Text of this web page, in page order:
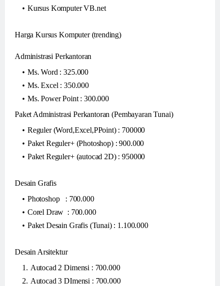
Kursus Komputer VB.net
Harga Kursus Komputer (trending)
Administrasi Perkantoran
Ms. Word : 325.000
Ms. Excel : 350.000
Ms. Power Point : 300.000
Paket Administrasi Perkantoran (Pembayaran Tunai)
Reguler (Word,Excel,PPoint) : 700000
Paket Reguler+ (Photoshop) : 900.000
Paket Reguler+ (autocad 2D) : 950000
Desain Grafis
Photoshop : 700.000
Corel Draw : 700.000
Paket Desain Grafis (Tunai) : 1.100.000
Desain Arsitektur
Autocad 2 Dimensi : 700.000
Autocad 3 DImensi : 700.000